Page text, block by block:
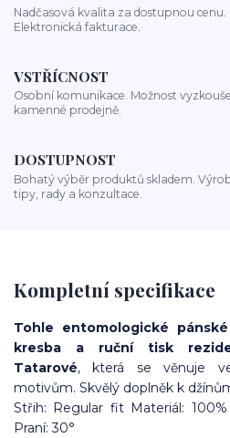
Nadčasová kvalita za dostupnou cenu.
Elektronická fakturace.
VSTŘÍCNOST
Osobní komunikace. Možnost
kamenné prodejně.
DOSTUPNOST
Bohatý výběr produktů skladem.
tipy, rady a konzultace.
Kompletní specifikace
Tohle entomologické
kresba a ruční tisk
Tatarové, která se věnuje
motivům. Skvělý doplněk k
Střih: Regular fit Materiál:
Praní: 30°